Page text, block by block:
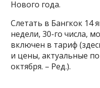
Нового года.
Слетать в Бангкок 14
недели, 30-го числа,
включен в тариф
и цены, актуальные
октября. – Ред.).